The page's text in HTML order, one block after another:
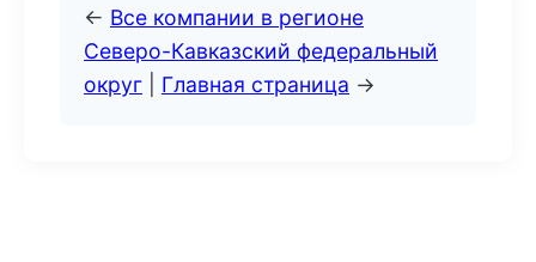
← Все компании в регионе
Северо-Кавказский федеральный
округ
Главная страница →